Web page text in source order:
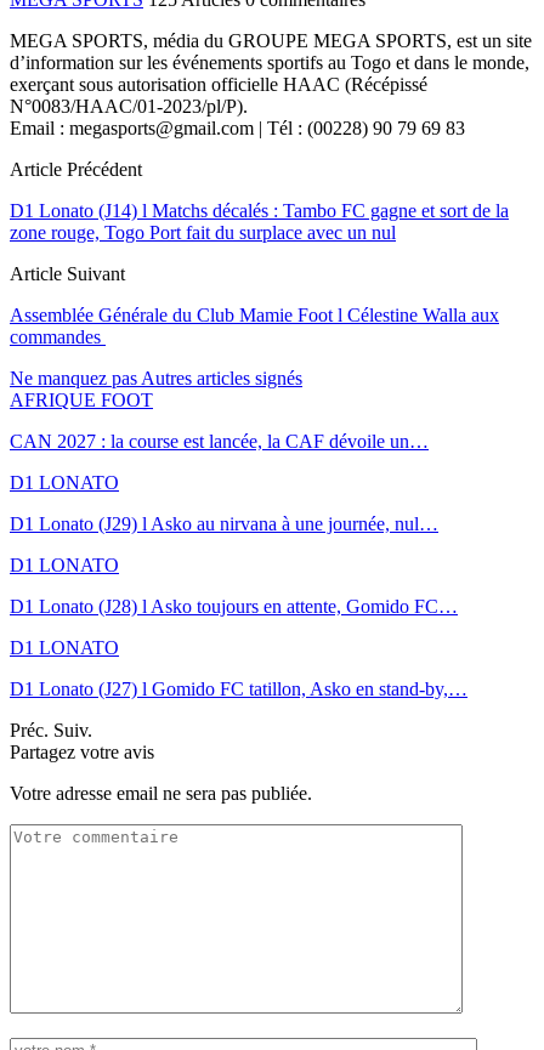
MEGA SPORTS, média du GROUPE MEGA SPORTS, est un site
d’information sur les événements sportifs au Togo et dans le monde,
exerçant sous autorisation officielle HAAC (Récépissé
N°0083/HAAC/01-2023/pl/P).
Email : megasports@gmail.com | Tél : (00228) 90 79 69 83
Article Précédent
D1 Lonato (J14) l Matchs décalés : Tambo FC gagne et sort de la
zone rouge, Togo Port fait du surplace avec un nul
Article Suivant
Assemblée Générale du Club Mamie Foot l Célestine Walla aux
commandes
Ne manquez pas Autres articles signés
AFRIQUE FOOT
CAN 2027 : la course est lancée, la CAF dévoile un…
D1 LONATO
D1 Lonato (J29) l Asko au nirvana à une journée, nul…
D1 LONATO
D1 Lonato (J28) l Asko toujours en attente, Gomido FC…
D1 LONATO
D1 Lonato (J27) l Gomido FC tatillon, Asko en stand-by,…
Préc. Suiv.
Partagez votre avis
Votre adresse email ne sera pas publiée.